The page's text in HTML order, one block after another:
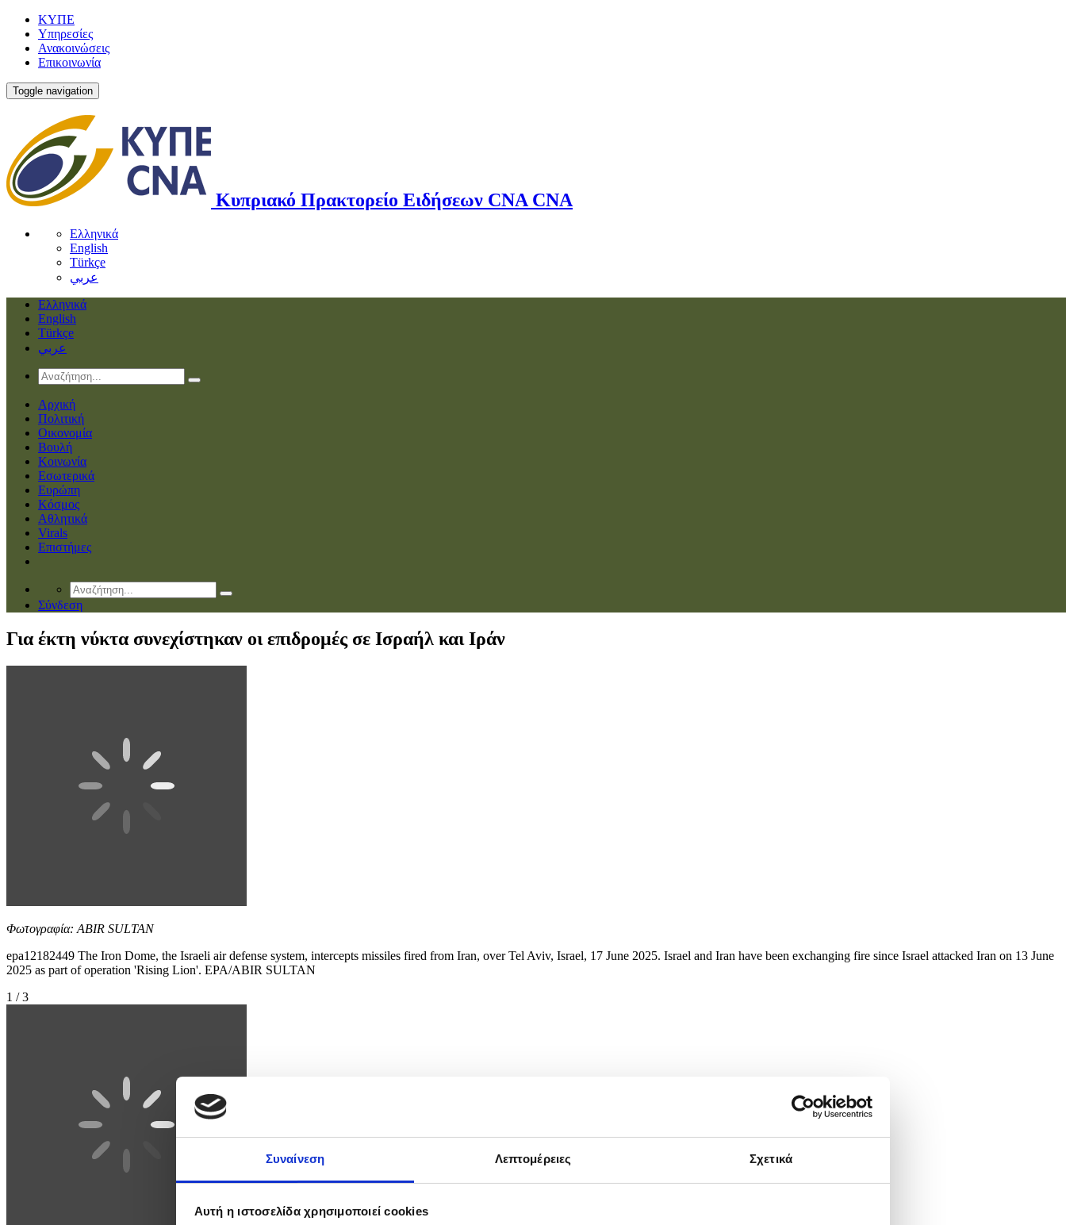
Συναίνεση Λεπτομέρειες Σχετικά
Αυτή η ιστοσελίδα χρησιμοποιεί cookies
ΚΥΠΕ
Υπηρεσίες
Ανακοινώσεις
Επικοινωνία
Toggle navigation
Κυπριακό Πρακτορείο Ειδήσεων CNA CNA
Ελληνικά
English
Türkçe
عربي
Ελληνικά
English
Türkçe
عربي
Αρχική
Πολιτική
Οικονομία
Βουλή
Κοινωνία
Εσωτερικά
Ευρώπη
Κόσμος
Αθλητικά
Virals
Επιστήμες
Σύνδεση
Για έκτη νύκτα συνεχίστηκαν οι επιδρομές σε Ισραήλ και Ιράν
Φωτογραφία: ABIR SULTAN
epa12182449 The Iron Dome, the Israeli air defense system, intercepts missiles fired from Iran, over Tel Aviv, Israel, 17 June 2025. Israel and Iran have been exchanging fire since Israel attacked Iran on 13 June
2025 as part of operation 'Rising Lion'. EPA/ABIR SULTAN
1 / 3